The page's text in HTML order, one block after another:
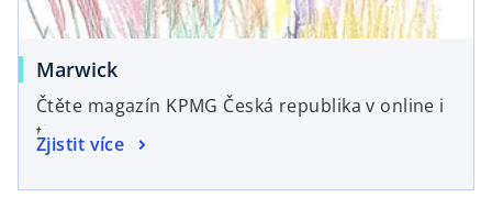
Marwicko
e
n
Čtěte magazín KPMG Česká republika v online i
tištěné verzi.
Zjistit více
o
e